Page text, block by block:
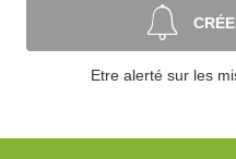
Etre alerté sur les